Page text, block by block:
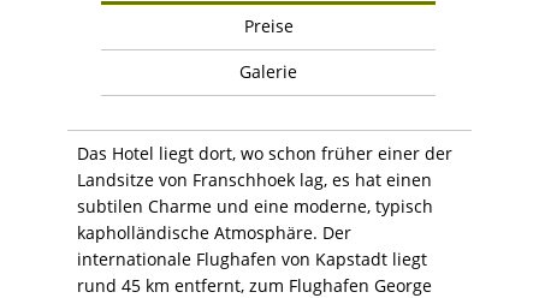
Preise
Galerie
Das Hotel liegt dort, wo schon früher einer der
Landsitze von Franschhoek lag, es hat einen
subtilen Charme und eine moderne, typisch
kapholländische Atmosphäre. Der
internationale Flughafen von Kapstadt liegt
rund 45 km entfernt, zum Flughafen George